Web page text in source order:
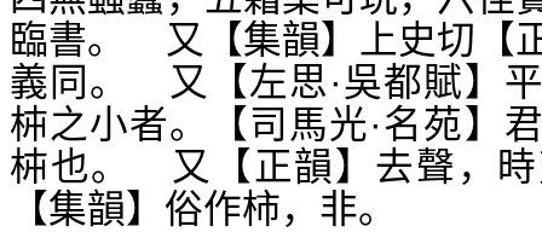
臨書。 又【集韻】上史切【
義同。 又【左思·吳都賦】
枾之小者。【司馬光·名苑】
枾也。 又【正韻】去聲，
【集韻】俗作柿，非。